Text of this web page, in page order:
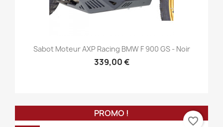
Sabot Moteur AXP Racing BMW F 900 GS - Noir
339,00 €
PROMO !
favorite_border